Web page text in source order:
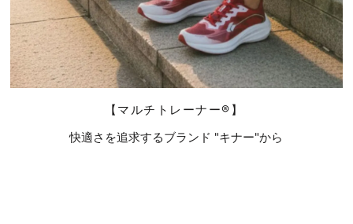
【マルチトレーナー®】
快適さを追求するブランド "キナー"から